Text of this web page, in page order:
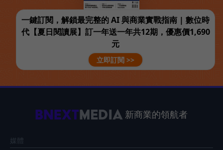
一鍵訂閱，解鎖最完整的 AI 與商業實戰指南 | 數位時
代【夏日閱讀展】訂一年送一年共12期，優惠價1,690
元
立即訂閱 >>
新商業的領航者
媒體